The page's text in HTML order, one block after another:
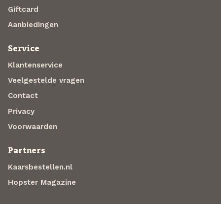
Giftcard
Aanbiedingen
Service
Klantenservice
Veelgestelde vragen
Contact
Privacy
Voorwaarden
Partners
Kaarsbestellen.nl
Hopster Magazine